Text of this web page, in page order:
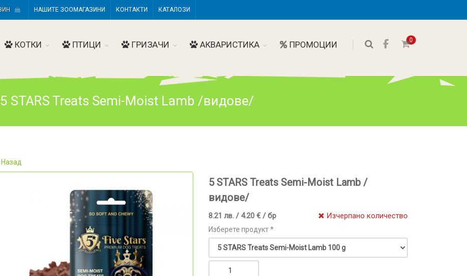
НАШИТЕ ЗООМАГАЗИНИ КОНТАКТИ КАТАЛОЗИ
0
КОТКИ ПТИЦИ ГРИЗАЧИ АКВАРИСТИКА ПРОМОЦИИ
5 STARS Treats Semi-Moist Lamb /видове/
5 STARS Treats Semi-Moist Lamb /
видове/
8.21 лв. / 4.20 € / бр Изчерпано количество
Изберете продукт *